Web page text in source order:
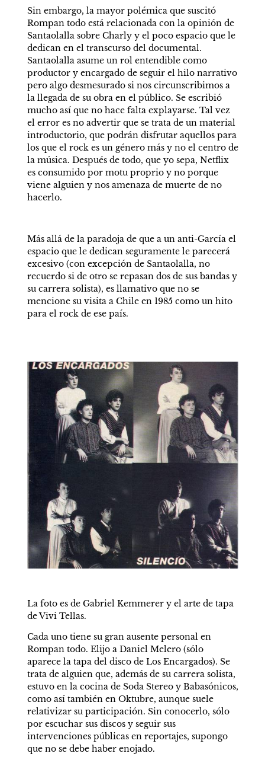
Sin embargo, la mayor polémica que suscitó
Rompan todo está relacionada con la opinión de
Santaolalla sobre Charly y el poco espacio que le
dedican en el transcurso del documental.
Santaolalla asume un rol entendible como
productor y encargado de seguir el hilo narrativo
pero algo desmesurado si nos circunscribimos a
la llegada de su obra en el público. Se escribió
mucho así que no hace falta explayarse. Tal vez
el error es no advertir que se trata de un material
introductorio, que podrán disfrutar aquellos para
los que el rock es un género más y no el centro de
la música. Después de todo, que yo sepa, Netflix
es consumido por motu proprio y no porque
viene alguien y nos amenaza de muerte de no
hacerlo.
Más allá de la paradoja de que a un anti-García el
espacio que le dedican seguramente le parecerá
excesivo (con excepción de Santaolalla, no
recuerdo si de otro se repasan dos de sus bandas y
su carrera solista), es llamativo que no se
mencione su visita a Chile en 1985 como un hito
para el rock de ese país.
La foto es de Gabriel Kemmerer y el arte de tapa
de Vivi Tellas.
Cada uno tiene su gran ausente personal en
Rompan todo. Elijo a Daniel Melero (sólo
aparece la tapa del disco de Los Encargados). Se
trata de alguien que, además de su carrera solista,
estuvo en la cocina de Soda Stereo y Babasónicos,
como así también en Oktubre, aunque suele
relativizar su participación. Sin conocerlo, sólo
por escuchar sus discos y seguir sus
intervenciones públicas en reportajes, supongo
que no se debe haber enojado.